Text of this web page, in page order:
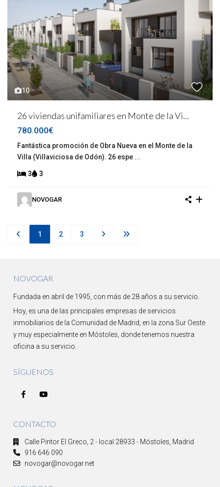
10
26 viviendas unifamiliares en Monte de la Vi...
780.000€
Fantástica promoción de Obra Nueva en el Monte de la
Villa (Villaviciosa de Odón). 26 espe ...
3 3
NOVOGAR
1 2 3
NOVOGAR
Fundada en abril de 1995, con más de 28 años a su servicio.
Hoy, es una de las principales empresas de servicios
inmobiliarios de la Comunidad de Madrid, en la zona Sur Oeste
y muy especialmente en Móstoles, donde tenemos nuestra
oficina a su servicio.
SÍGUENOS
CONTACTO
Calle Pintor El Greco, 2 - local 28933 - Móstoles, Madrid
916 646 090
novogar@novogar.net